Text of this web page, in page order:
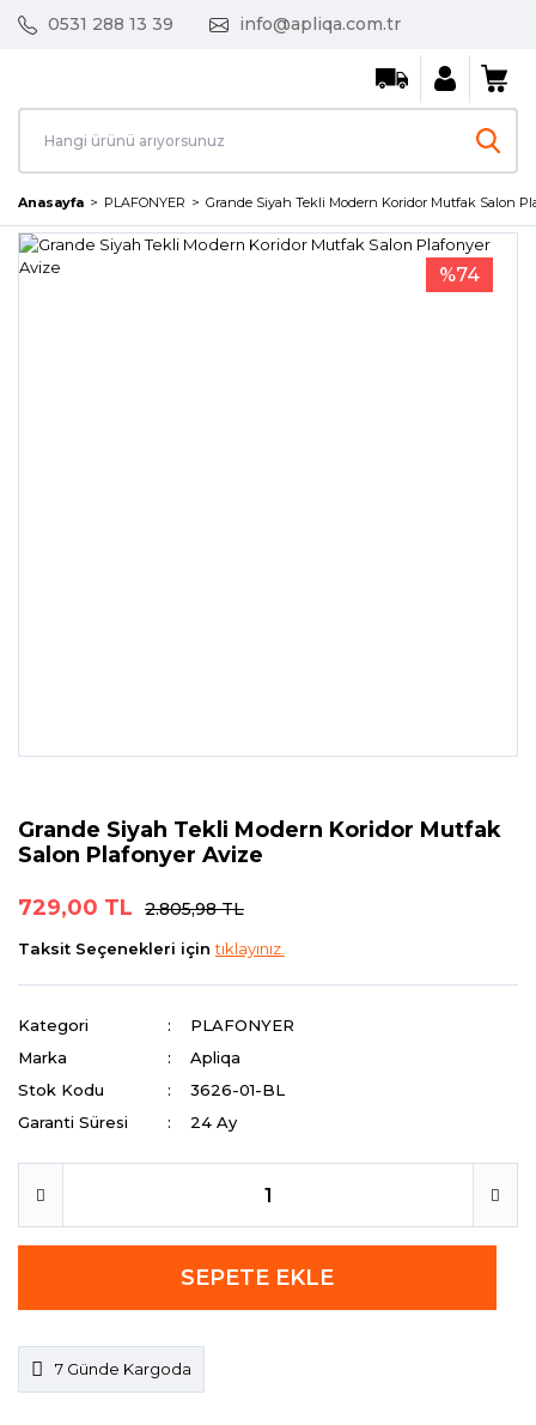
0531 288 13 39 info@apliqa.com.tr
Anasayfa PLAFONYER Grande Siyah Tekli Modern Koridor Mutfak Salon
%74
Grande Siyah Tekli Modern Koridor Mutfak
Salon Plafonyer Avize
729,00 TL
2.805,98 TL
Taksit Seçenekleri içintıklayınız.
Kategori
PLAFONYER
Marka
Apliqa
Stok Kodu
3626-01-BL
Garanti Süresi
24 Ay
SEPETE EKLE
7 Günde Kargoda